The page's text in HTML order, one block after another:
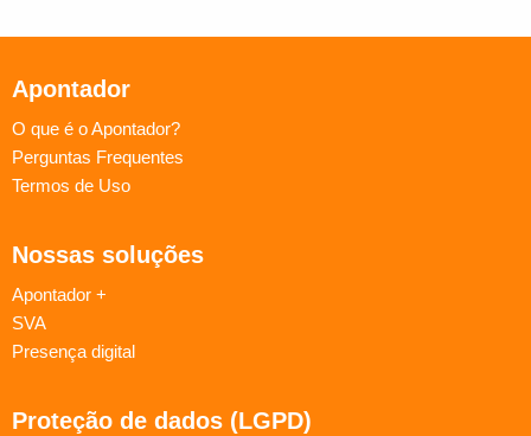
Apontador
O que é o Apontador?
Perguntas Frequentes
Termos de Uso
Nossas soluções
Apontador +
SVA
Presença digital
Proteção de dados (LGPD)